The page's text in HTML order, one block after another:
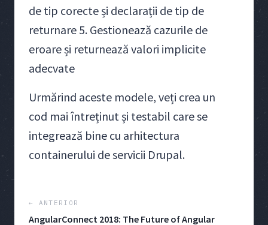
de tip corecte și declarații de tip de
returnare 5. Gestionează cazurile de
eroare și returnează valori implicite
adecvate
Urmărind aceste modele, veți crea un
cod mai întreținut și testabil care se
integrează bine cu arhitectura
containerului de servicii Drupal.
← ANTERIOR
AngularConnect 2018: The Future of Angular